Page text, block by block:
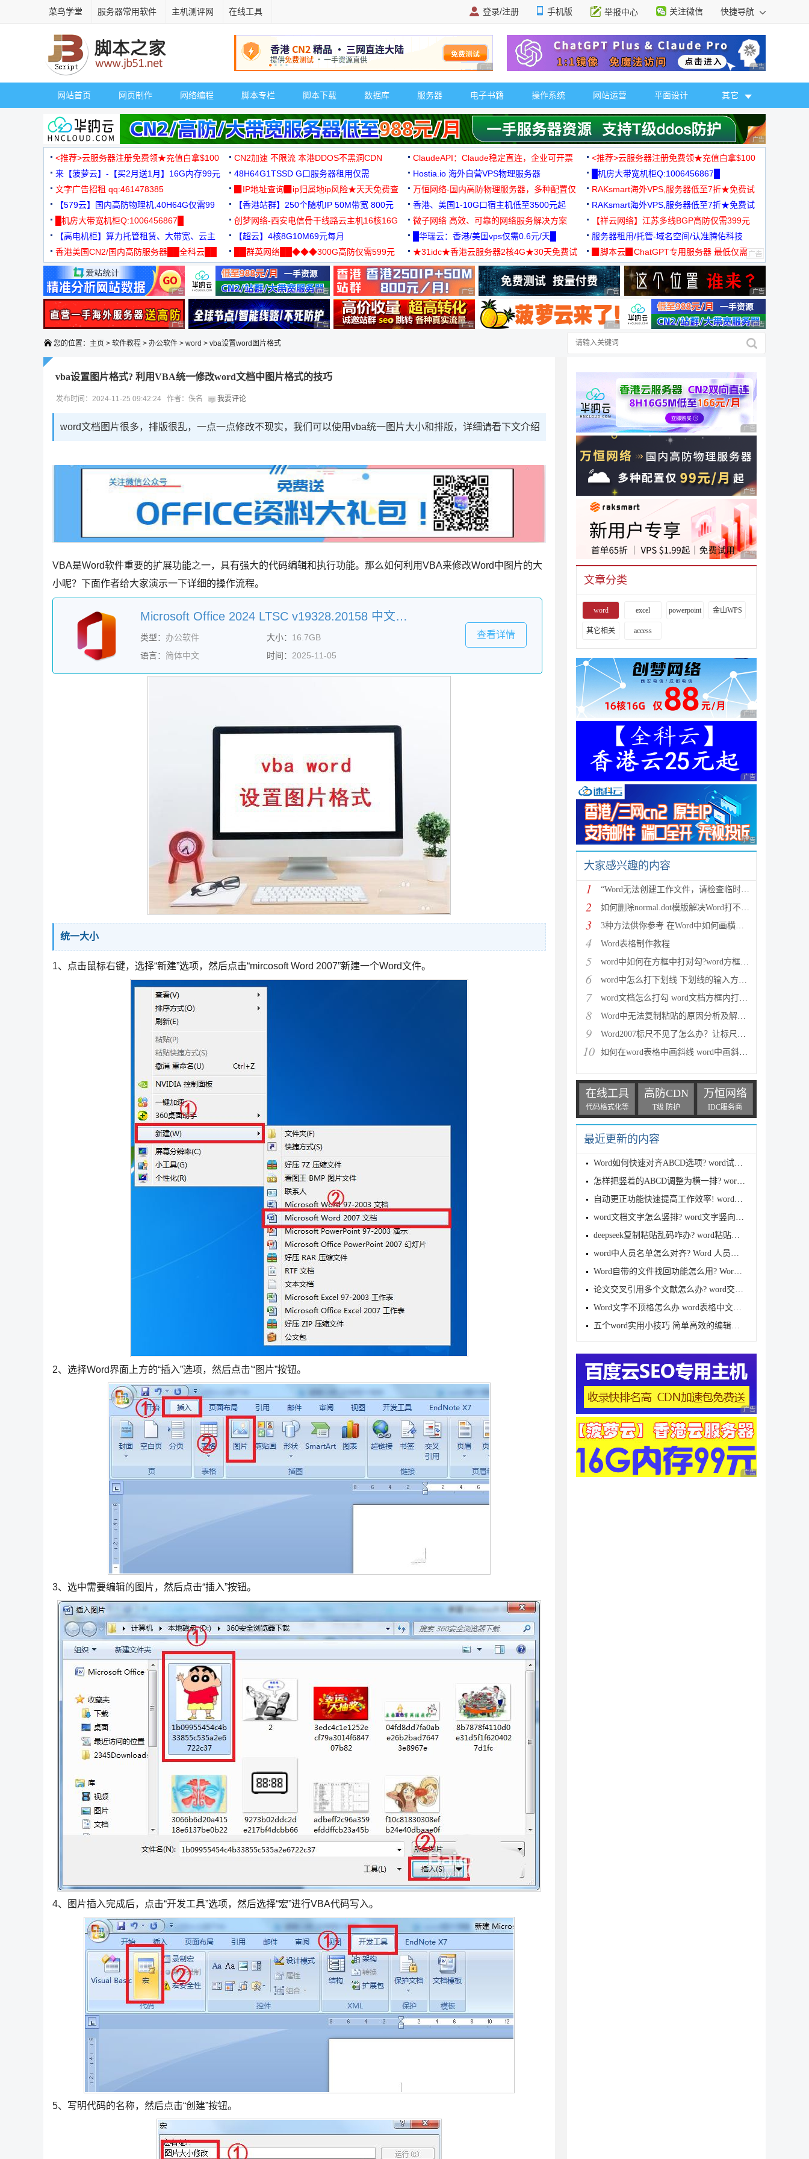
菜鸟学堂 服务器常用软件 主机测评网 在线工具 登录/注册 手机版 举报中心 关注微信 快捷导航
广告 商业广告，理性选择 广告 商业广告，理
网站首页 网页制作 网络编程 脚本专栏 脚本下载 数据库 服务器 电子书籍 操作系统 网站运营 平面设计 其它
广告 商业广告，理
<推荐>云服务器注册免费领★充值白拿$100 CN2加速 不限流 本港DDOS不黑洞CDN ClaudeAPI：Claude稳定直连，企业可开票
<推荐>云服务器注册免费领★充值白拿$100
来【菠萝云】-【买2月送1月】16G内存99元
48H64G1TSSD G口服务器租用仅需
3000+可免费测试
Hostia.io 海外自营VPS物理服务器
█机房大带宽机柜Q:1006456867█
文字广告招租 qq:461478385
▉IP地址查询▉ip归属地ip风险★天天免费查
万恒网络-国内高防物理服务器，多种配置仅
99元/月起
RAKsmart海外VPS,服务器低至7折★免费试
用★
【579云】国内高防物理机,40H64G仅需99
元
【香港站群】250个随机IP 50M带宽 800元 香港、美国1-10G口宿主机低至3500元起
RAKsmart海外VPS,服务器低至7折★免费试
用★
█机房大带宽机柜Q:1006456867█
创梦网络-西安电信骨干线路云主机16核16G
88元/月
微子网络 高效、可靠的网络服务解决方案
【祥云网络】江苏多线BGP高防仅需399元
【高电机柜】算力托管租赁、大带宽、云主
机
【超云】4核8G10M69元每月 █华瑞云：香港/美国vps仅需0.6元/天█
服务器租用/托管-域名空间/认准腾佑科技
香港美国CN2/国内高防服务器██全科云██
██群英网络██◆◆◆300G高防仅需599元
◆◆◆
★31idc★香港云服务器2核4G★30天免费试
用◆
▉脚本云▉ChatGPT专用服务器 最低仅需
19元/月
广告 商业广告，理性选择 广告 商业广告，理性选择 广告 商业广告，理性选择 广告 商业广告，理性选择 广告 商业广告，理
广告 商业广告，理性选择 广告 商业广告，理性选择 广告 商业广告，理性选择 广告 商业广告，理性选择 广告 商业广告，理
您的位置： 主页 > 软件教程 > 办公软件 > word > vba设置word图片格式
vba设置图片格式? 利用VBA统一修改word文档中图片格式的技巧
发布时间：2024-11-25 09:42:24 作者：佚名 我要评论
word文档图片很多，排版很乱，一点一点修改不现实，我们可以使用vba统一图片大小和排版，详细请看下文介绍
VBA是Word软件重要的扩展功能之一，具有强大的代码编辑和执行功能。那么如何利用VBA来修改Word中图片的大
小呢？下面作者给大家演示一下详细的操作流程。
Microsoft Office 2024 LTSC v19328.20158 中文专业增强版(附安装教程+密钥) 32位/64位
类型： 办公软件 大小： 16.7GB
语言： 简体中文 时间： 2025-11-05
查看详情
统一大小
1、点击鼠标右键，选择“新建”选项，然后点击“mircosoft Word 2007”新建一个Word文件。
2、选择Word界面上方的“插入”选项，然后点击'“图片”按钮。
3、选中需要编辑的图片，然后点击“插入”按钮。
4、图片插入完成后，点击“开发工具”选项，然后选择“宏”进行VBA代码写入。
5、写明代码的名称，然后点击“创建”按钮。
广告 商业广告，理性
广告 商业广告，理性
广告 商业广告，理性
文章分类
word excel powerpoint 金山WPS
其它相关 access
广告 商业广告，理性
广告 商业广告，理性
广告 商业广告，理性
大家感兴趣的内容
1 “Word无法创建工作文件，请检查临时环境变量”微软解
2 如何删除normal.dot模版解决Word打不开问题
3 3种方法供你参考 在Word中如何画横线和下划线
4 Word表格制作教程
5 word中如何在方框中打对勾?word方框打对勾符号图文教
6 word中怎么打下划线 下划线的输入方法详细汇总
7 word文档怎么打勾 word文档方框内打勾六种方法介绍
8 Word中无法复制粘贴的原因分析及解决方法
9 Word2007标尺不见了怎么办？让标尺显示出来的解决方法
10 如何在word表格中画斜线 word中画斜线的方法汇总
在线工具
代码格式化等
高防CDN
T级 防护
万恒网络
IDC服务商
最近更新的内容
Word如何快速对齐ABCD选项? word试卷批量对齐ABCD的技
怎样把竖着的ABCD调整为横一排? word选择题abcd调整为
自动更正功能快速提高工作效率! word巧妙利用自动更正
word文档文字怎么竖排? word文字竖向显示文字的技巧
deepseek复制粘贴乱码咋办? word粘贴出现很多Markdown
word中人员名单怎么对齐? Word 人员名单排版技巧分享
Word自带的文件找回功能怎么用? Word恢复丢失文件的方
论文交叉引用多个文献怎么办? word交叉引用多篇连续文
Word文字不顶格怎么办 word表格中文字不能顶格的解决
五个word实用小技巧 简单高效的编辑文档大家都说好用
广告 商业广告，理性
广告 商业广告，理性